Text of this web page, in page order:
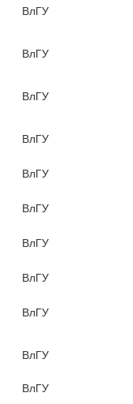
ВлГУ
ВлГУ
ВлГУ
ВлГУ
ВлГУ
ВлГУ
ВлГУ
ВлГУ
ВлГУ
ВлГУ
ВлГУ